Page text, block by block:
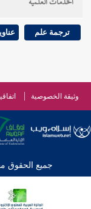
ترجمة علم
وثيقة الخصوصية
جميع الحقوق محفوظة © 2026 -